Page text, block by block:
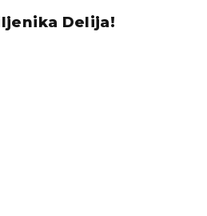
Delija!